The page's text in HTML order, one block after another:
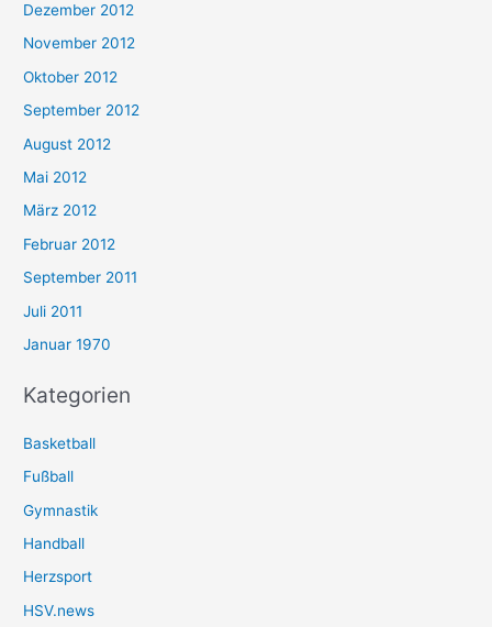
Dezember 2012
November 2012
Oktober 2012
September 2012
August 2012
Mai 2012
März 2012
Februar 2012
September 2011
Juli 2011
Januar 1970
Kategorien
Basketball
Fußball
Gymnastik
Handball
Herzsport
HSV.news